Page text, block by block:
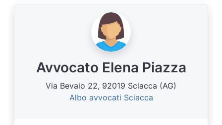
Avvocato Elena Piazza
Via Bevaio 22, 92019 Sciacca (AG)
Albo avvocati Sciacca